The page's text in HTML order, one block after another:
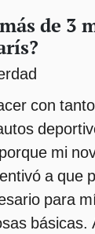
de 3
con
mi
a que
para
básicas.